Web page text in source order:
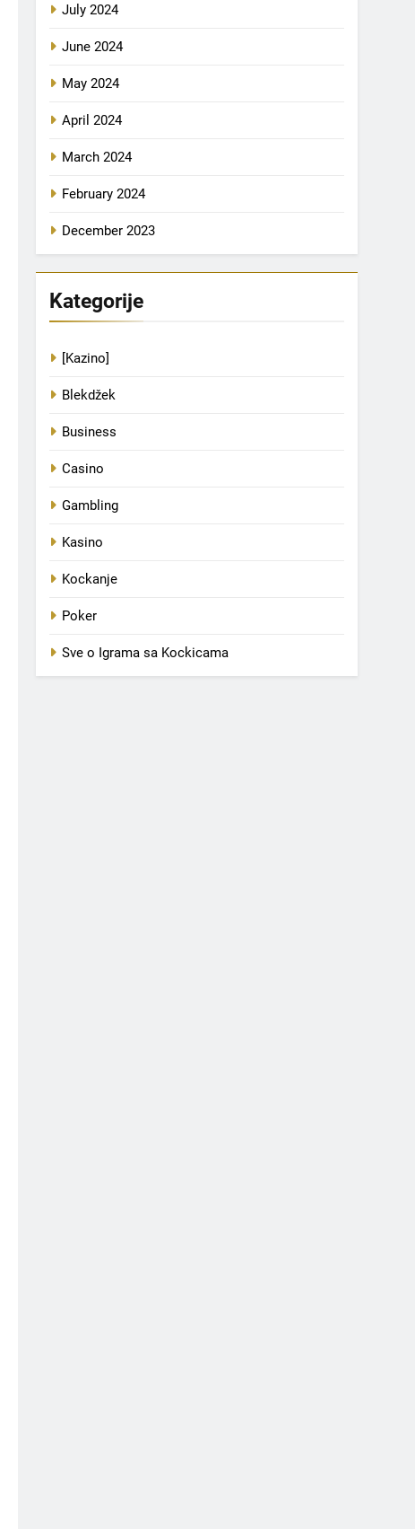
July 2024
June 2024
May 2024
April 2024
March 2024
February 2024
December 2023
Kategorije
[Kazino]
Blekdžek
Business
Casino
Gambling
Kasino
Kockanje
Poker
Sve o Igrama sa Kockicama